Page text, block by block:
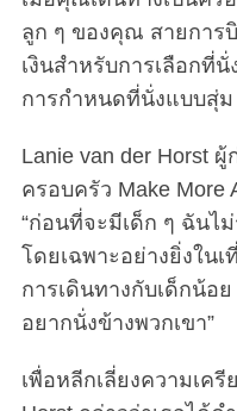
ลูก ๆ ของคุณ สายการ
เงินสำหรับการเลือกที่
การกำหนดที่นั่งแบบสุ่ม
Lanie van der Horst
ครอบครัว Make More
“ก่อนที่จะมีเด็ก ๆ ฉันไ
โดยเฉพาะอย่างยิ่งใน
การเดินทางกับเด็กน้อ
อยากนั่งข้างพวกเขา”
เพื่อหลีกเลี่ยงความเค